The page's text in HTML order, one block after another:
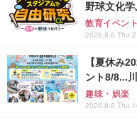
野球文化
教育イベント
2026.8.6 Thu
【夏休み
ント8/8...
趣味・娯楽
2026.8.6 Thu